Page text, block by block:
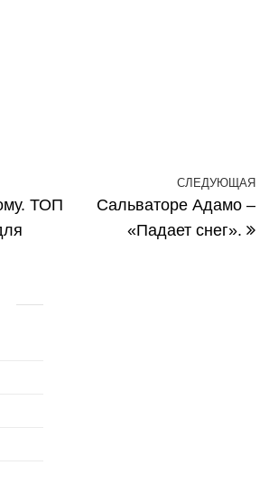
по записям
ТОП
СЛЕДУЮЩАЯ
Сальваторе Адамо –
«Падает снег».